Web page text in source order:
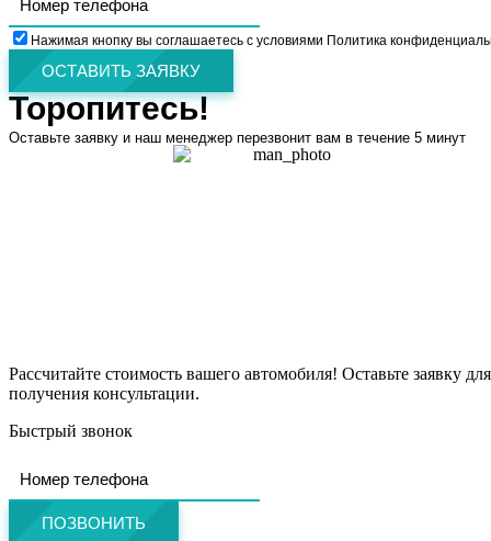
Нажимая кнопку вы соглашаетесь с условиями Политика
ОСТАВИТЬ ЗАЯВКУ
Торопитесь!
Оставьте заявку и наш менеджер перезвонит вам в течение 5 минут
Рассчитайте стоимость вашего автомобиля! Оставьте заявку для
получения консультации.
Быстрый звонок
ПОЗВОНИТЬ